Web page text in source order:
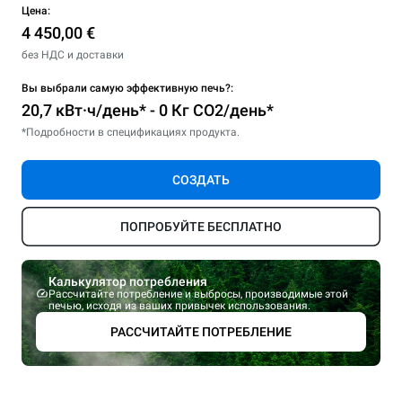
Цена:
4 450,00 €
без НДС и доставки
Вы выбрали самую эффективную печь?:
20,7 кВт·ч/день* - 0 Кг CO2/день*
*Подробности в спецификациях продукта.
СОЗДАТЬ
ПОПРОБУЙТЕ БЕСПЛАТНО
Калькулятор потребления
Рассчитайте потребление и выбросы, производимые этой
печью, исходя из ваших привычек использования.
РАССЧИТАЙТЕ ПОТРЕБЛЕНИЕ